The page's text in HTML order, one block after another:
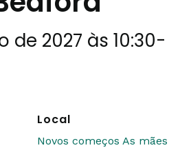
de 2027 às 10:30-
Local
Novos começos As mães